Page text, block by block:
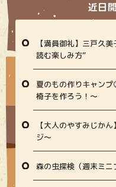
近日
【満員御礼】三戸久
読む楽しみ方”
夏のもの作りキャン
椅子を作ろう！～
【大人のやすみじか
ジ〜
森の虫探検（週末ミ